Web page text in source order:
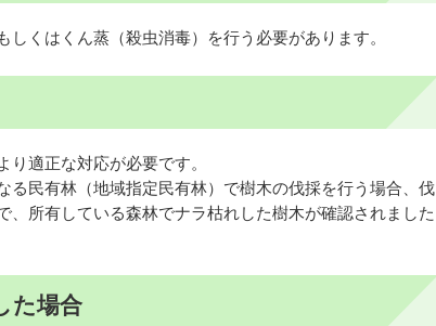
くはくん蒸（殺虫消毒）を行う必要があります。
適正な対応が必要です。
る民有林（地域指定民有林）で樹木の伐採を行う場合、伐
所有している森林でナラ枯れした樹木が確認されました
た場合